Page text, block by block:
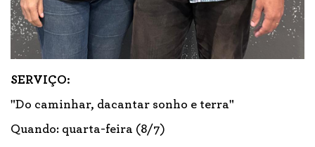
SERVIÇO:
"Do caminhar, dacantar sonho e terra"
Quando: quarta-feira (8/7)